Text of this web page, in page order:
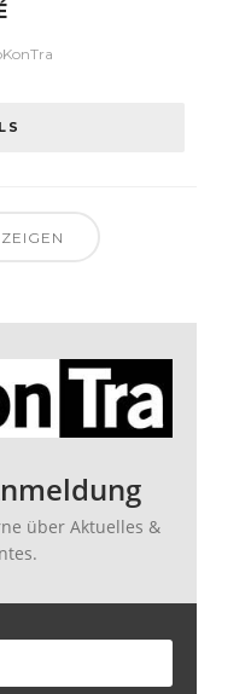
über Aktuelles &